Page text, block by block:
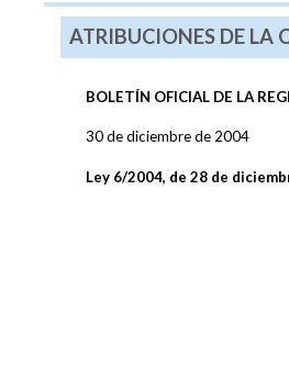
ATRIBUCIONES DE LA
BOLETÍN OFICIAL DE LA
30 de diciembre de 2004
Ley 6/2004, de 28 de